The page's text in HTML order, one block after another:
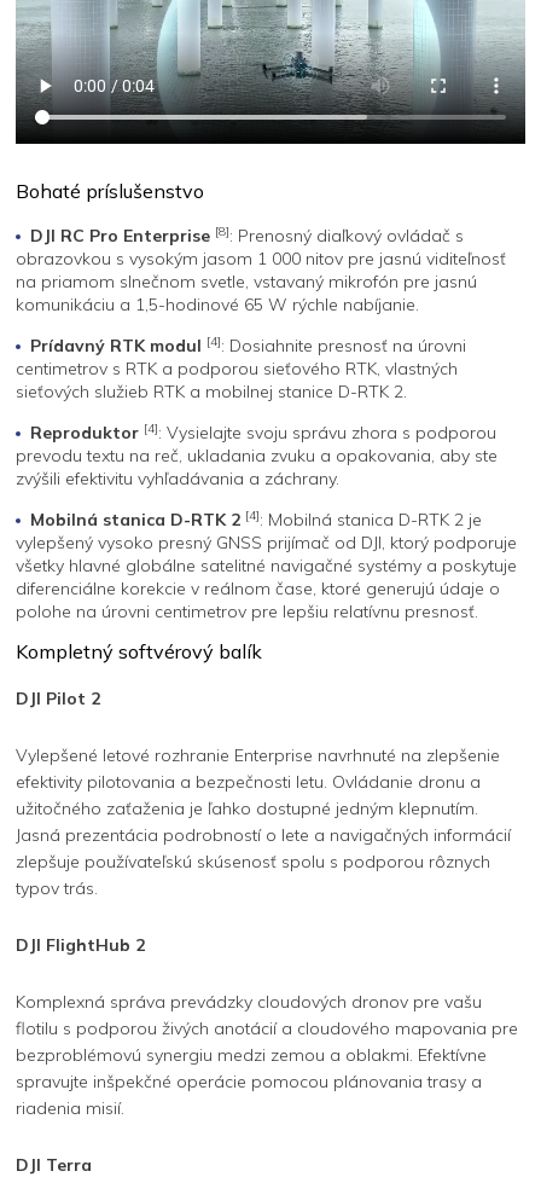
Bohaté príslušenstvo
DJI RC Pro Enterprise [8]: Prenosný diaľkový ovládač s
obrazovkou s vysokým jasom 1 000 nitov pre jasnú viditeľnosť
na priamom slnečnom svetle, vstavaný mikrofón pre jasnú
komunikáciu a 1,5-hodinové 65 W rýchle nabíjanie.
Prídavný RTK modul [4]: Dosiahnite presnosť na úrovni
centimetrov s RTK a podporou sieťového RTK, vlastných
sieťových služieb RTK a mobilnej stanice D-RTK 2.
Reproduktor [4]: Vysielajte svoju správu zhora s podporou
prevodu textu na reč, ukladania zvuku a opakovania, aby ste
zvýšili efektivitu vyhľadávania a záchrany.
Mobilná stanica D-RTK 2 [4]: Mobilná stanica D-RTK 2 je
vylepšený vysoko presný GNSS prijímač od DJI, ktorý podporuje
všetky hlavné globálne satelitné navigačné systémy a poskytuje
diferenciálne korekcie v reálnom čase, ktoré generujú údaje o
polohe na úrovni centimetrov pre lepšiu relatívnu presnosť.
Kompletný softvérový balík
DJI Pilot 2
Vylepšené letové rozhranie Enterprise navrhnuté na zlepšenie
efektivity pilotovania a bezpečnosti letu. Ovládanie dronu a
užitočného zaťaženia je ľahko dostupné jedným klepnutím.
Jasná prezentácia podrobností o lete a navigačných informácií
zlepšuje používateľskú skúsenosť spolu s podporou rôznych
typov trás.
DJI FlightHub 2
Komplexná správa prevádzky cloudových dronov pre vašu
flotilu s podporou živých anotácií a cloudového mapovania pre
bezproblémovú synergiu medzi zemou a oblakmi. Efektívne
spravujte inšpekčné operácie pomocou plánovania trasy a
riadenia misií.
DJI Terra